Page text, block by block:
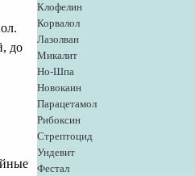
до
Клофелин
Корвалол
Лазолван
Микалит
Но-Шпа
Новокаин
Парацетамол
Рибоксин
Стрептоцид
Ундевит
Фестал